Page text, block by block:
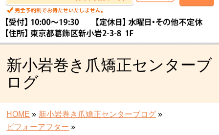
新小岩巻き爪矯正センターブ
ログ
HOME » 新小岩巻き爪矯正センターブログ »
ビフォーアフター »